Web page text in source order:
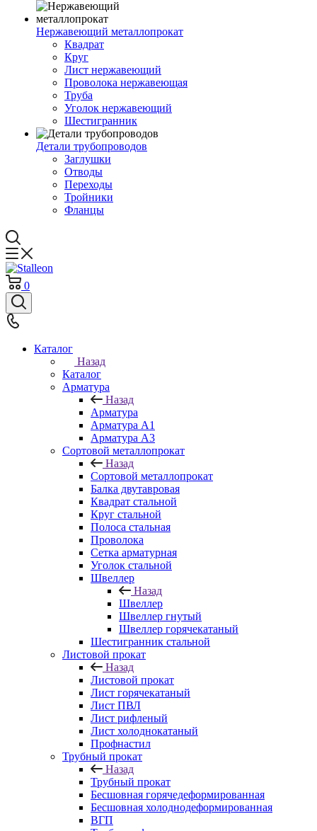
Нержавеющий металлопрокат
Квадрат
Круг
Лист нержавеющий
Проволока нержавеющая
Труба
Уголок нержавеющий
Шестигранник
Детали трубопроводов
Заглушки
Отводы
Переходы
Тройники
Фланцы
0
Каталог
Назад
Каталог
Арматура
Назад
Арматура
Арматура A1
Арматура А3
Сортовой металлопрокат
Назад
Сортовой металлопрокат
Балка двутавровая
Квадрат стальной
Круг стальной
Полоса стальная
Проволока
Сетка арматурная
Уголок стальной
Швеллер
Назад
Швеллер
Швеллер гнутый
Швеллер горячекатаный
Шестигранник стальной
Листовой прокат
Назад
Листовой прокат
Лист горячекатаный
Лист ПВЛ
Лист рифленый
Лист холоднокатаный
Профнастил
Трубный прокат
Назад
Трубный прокат
Бесшовная горячедеформированная
Бесшовная холоднодеформированная
ВГП